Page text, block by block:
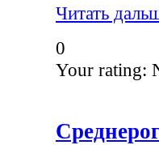
Читать
0
Your rating: